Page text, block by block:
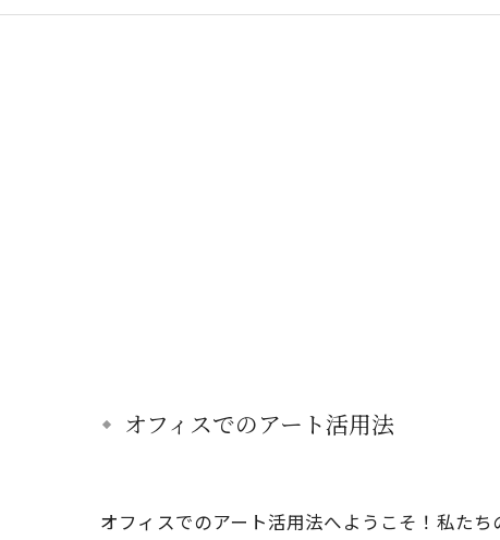
オフィスでのアート活用法
オフィスでのアート活用法へようこそ！私た